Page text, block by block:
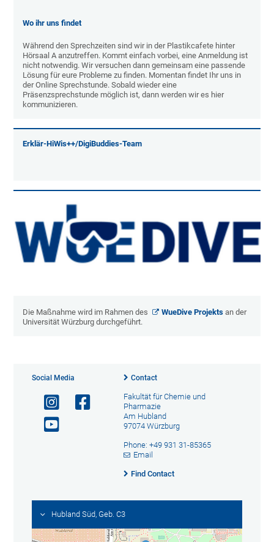
Wo ihr uns findet
Während den Sprechzeiten sind wir in der Plastikcafete hinter
Hörsaal A anzutreffen. Kommt einfach vorbei, eine Anmeldung ist
nicht notwendig. Wir versuchen dann gemeinsam eine passende
Lösung für eure Probleme zu finden. Momentan findet Ihr uns in
der Online Sprechstunde. Sobald wieder eine
Präsenzsprechstunde möglich ist, dann werden wir es hier
kommunizieren.
Erklär-HiWis++/DigiBuddies-Team
Die Maßnahme wird im Rahmen des WueDive Projekts an der
Universität Würzburg durchgeführt.
Social Media Contact
Fakultät für Chemie und
Pharmazie
Am Hubland
97074 Würzburg
Phone: +49 931 31-85365
Email
Find Contact
Hubland Süd, Geb. C3